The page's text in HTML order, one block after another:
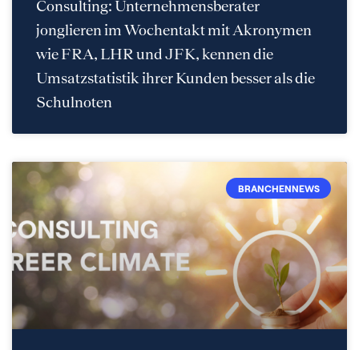
Consulting: Unternehmensberater
jonglieren im Wochentakt mit Akronymen
wie FRA, LHR und JFK, kennen die
Umsatzstatistik ihrer Kunden besser als die
Schulnoten
BRANCHENNEWS